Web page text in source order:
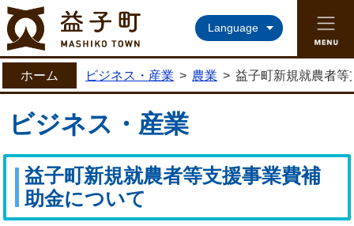
益子町ホームページ
Language
ホーム ビジネス・産業 > 農業 > 益子町新規就農者
ビジネス・産業
益子町新規就農者等支援事業費補
助金について